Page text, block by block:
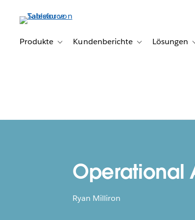
Produkte
Toggle sub-navigation for Produkte
Kundenberichte Toggle sub-
Lösungen
Operational
Ryan Milliron